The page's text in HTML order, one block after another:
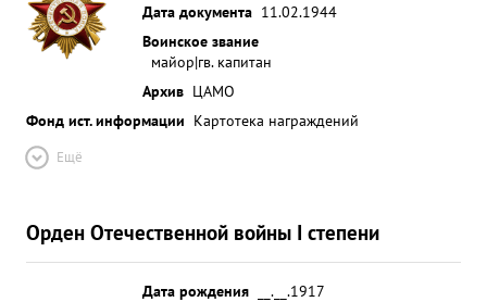
Дата документа 11.02.1944
Воинское звание
майор|гв. капитан
Архив ЦАМО
Фонд ист. информации Картотека награждений
Ещё
Орден Отечественной войны I степени
Дата рождения
__.__.1917